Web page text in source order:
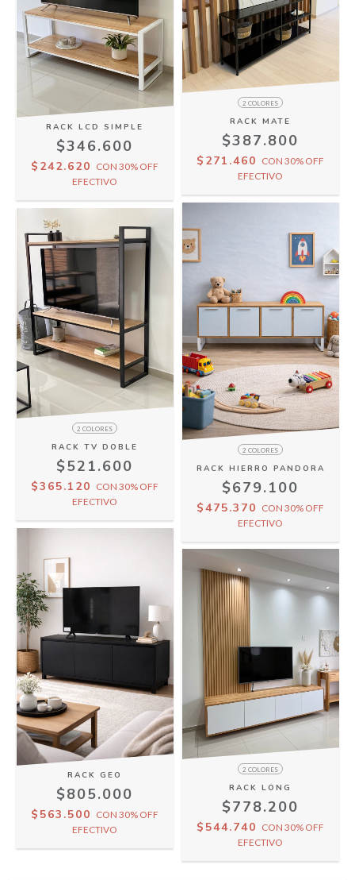
RACK LCD SIMPLE
$346.600
$242.620 CON 30% OFF
EFECTIVO
2 COLORES
RACK MATE
$387.800
$271.460 CON 30% OFF
EFECTIVO
2 COLORES
RACK TV DOBLE
$521.600
$365.120 CON 30% OFF
EFECTIVO
2 COLORES
RACK HIERRO PANDORA
$679.100
$475.370 CON 30% OFF
EFECTIVO
RACK GEO
$805.000
$563.500 CON 30% OFF
EFECTIVO
2 COLORES
RACK LONG
$778.200
$544.740 CON 30% OFF
EFECTIVO